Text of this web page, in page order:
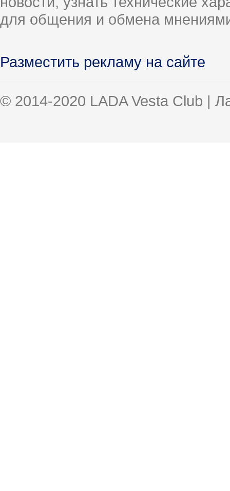
для общения и обмена
Разместить рекламу на сайте
© 2014-2020 LADA Vesta Club |